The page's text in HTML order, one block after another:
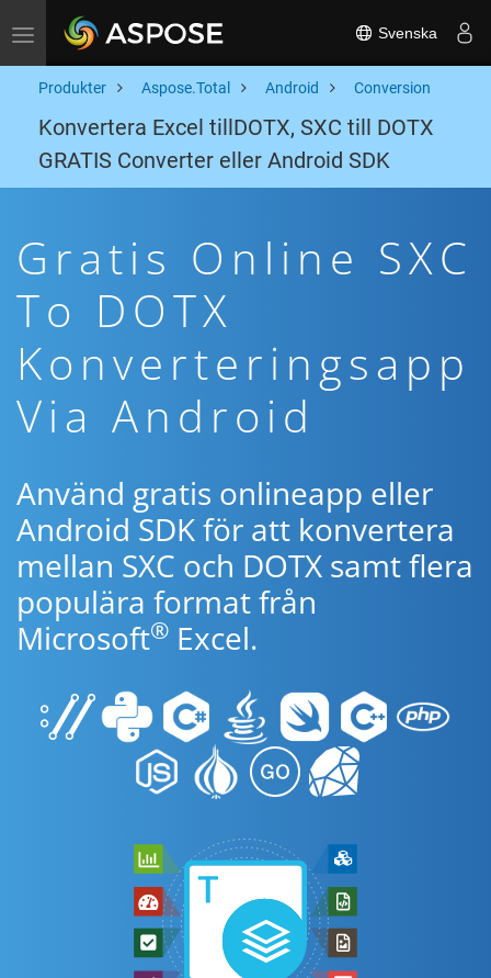
Toggle navigation Svenska
Produkter Aspose.Total Android Conversion
Konvertera Excel tillDOTX, SXC till DOTX
GRATIS Converter eller Android SDK
Gratis Online SXC
To DOTX
Konverteringsapp
Via Android
Använd gratis onlineapp eller
Android SDK för att konvertera
mellan SXC och DOTX samt flera
populära format från
Microsoft® Excel.